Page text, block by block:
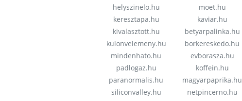
helyszinelo.hu
keresztapa.hu
kivalasztott.hu
kulonvelemeny.hu
mindenhato.hu
padlogaz.hu
paranormalis.hu
siliconvalley.hu
moet.hu
kaviar.hu
betyarpalinka.hu
borkereskedo.hu
evborasza.hu
koffein.hu
magyarpaprika.hu
netpincerno.hu